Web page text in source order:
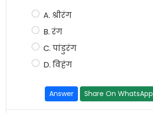
A. श्रीरंग
B. रंग
C. पांडुरंग
D. विहंग
Answer Share On WhatsApp